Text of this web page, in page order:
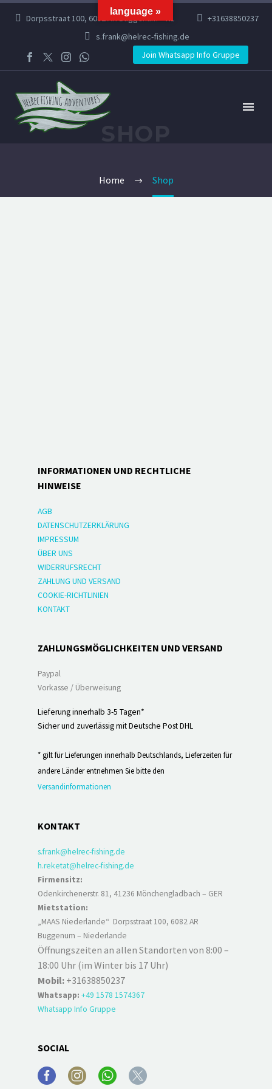
Dorpsstraat 100, 6082 AR Buggenum – NL
+31638850237
s.frank@helrec-fishing.de
Join Whatsapp Info Gruppe
Home Shop
INFORMATIONEN UND RECHTLICHE
HINWEISE
AGB
DATENSCHUTZERKLÄRUNG
IMPRESSUM
ÜBER UNS
WIDERRUFSRECHT
ZAHLUNG UND VERSAND
COOKIE-RICHTLINIEN
KONTAKT
ZAHLUNGSMÖGLICHKEITEN UND VERSAND
Paypal
Vorkasse / Überweisung
Lieferung innerhalb 3-5 Tagen*
Sicher und zuverlässig mit Deutsche Post DHL
* gilt für Lieferungen innerhalb Deutschlands, Lieferzeiten für
andere Länder entnehmen Sie bitte den
Versandinformationen
KONTAKT
s.frank@helrec-fishing.de
h.reketat@helrec-fishing.de
Firmensitz:
Odenkirchenerstr. 81, 41236 Mönchengladbach – GER
Mietstation:
„MAAS Niederlande“ Dorpsstraat 100, 6082 AR
Buggenum – Niederlande
Öffnungszeiten an allen Standorten von 8:00 –
18:00 Uhr (im Winter bis 17 Uhr)
Mobil: +31638850237
Whatsapp: +49 1578 1574367
Whatsapp Info Gruppe
SOCIAL
language »